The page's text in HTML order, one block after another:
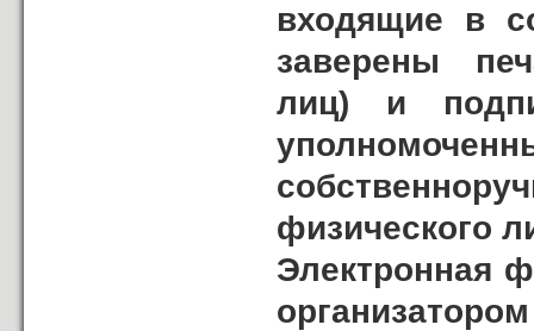
входящие в
заверены
лиц) и
физического
Электронная